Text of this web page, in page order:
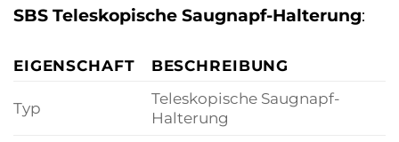
SBS Teleskopische Saugnapf-Halterung:
EIGENSCHAFT BESCHREIBUNG
Typ
Teleskopische Saugnapf-
Halterung